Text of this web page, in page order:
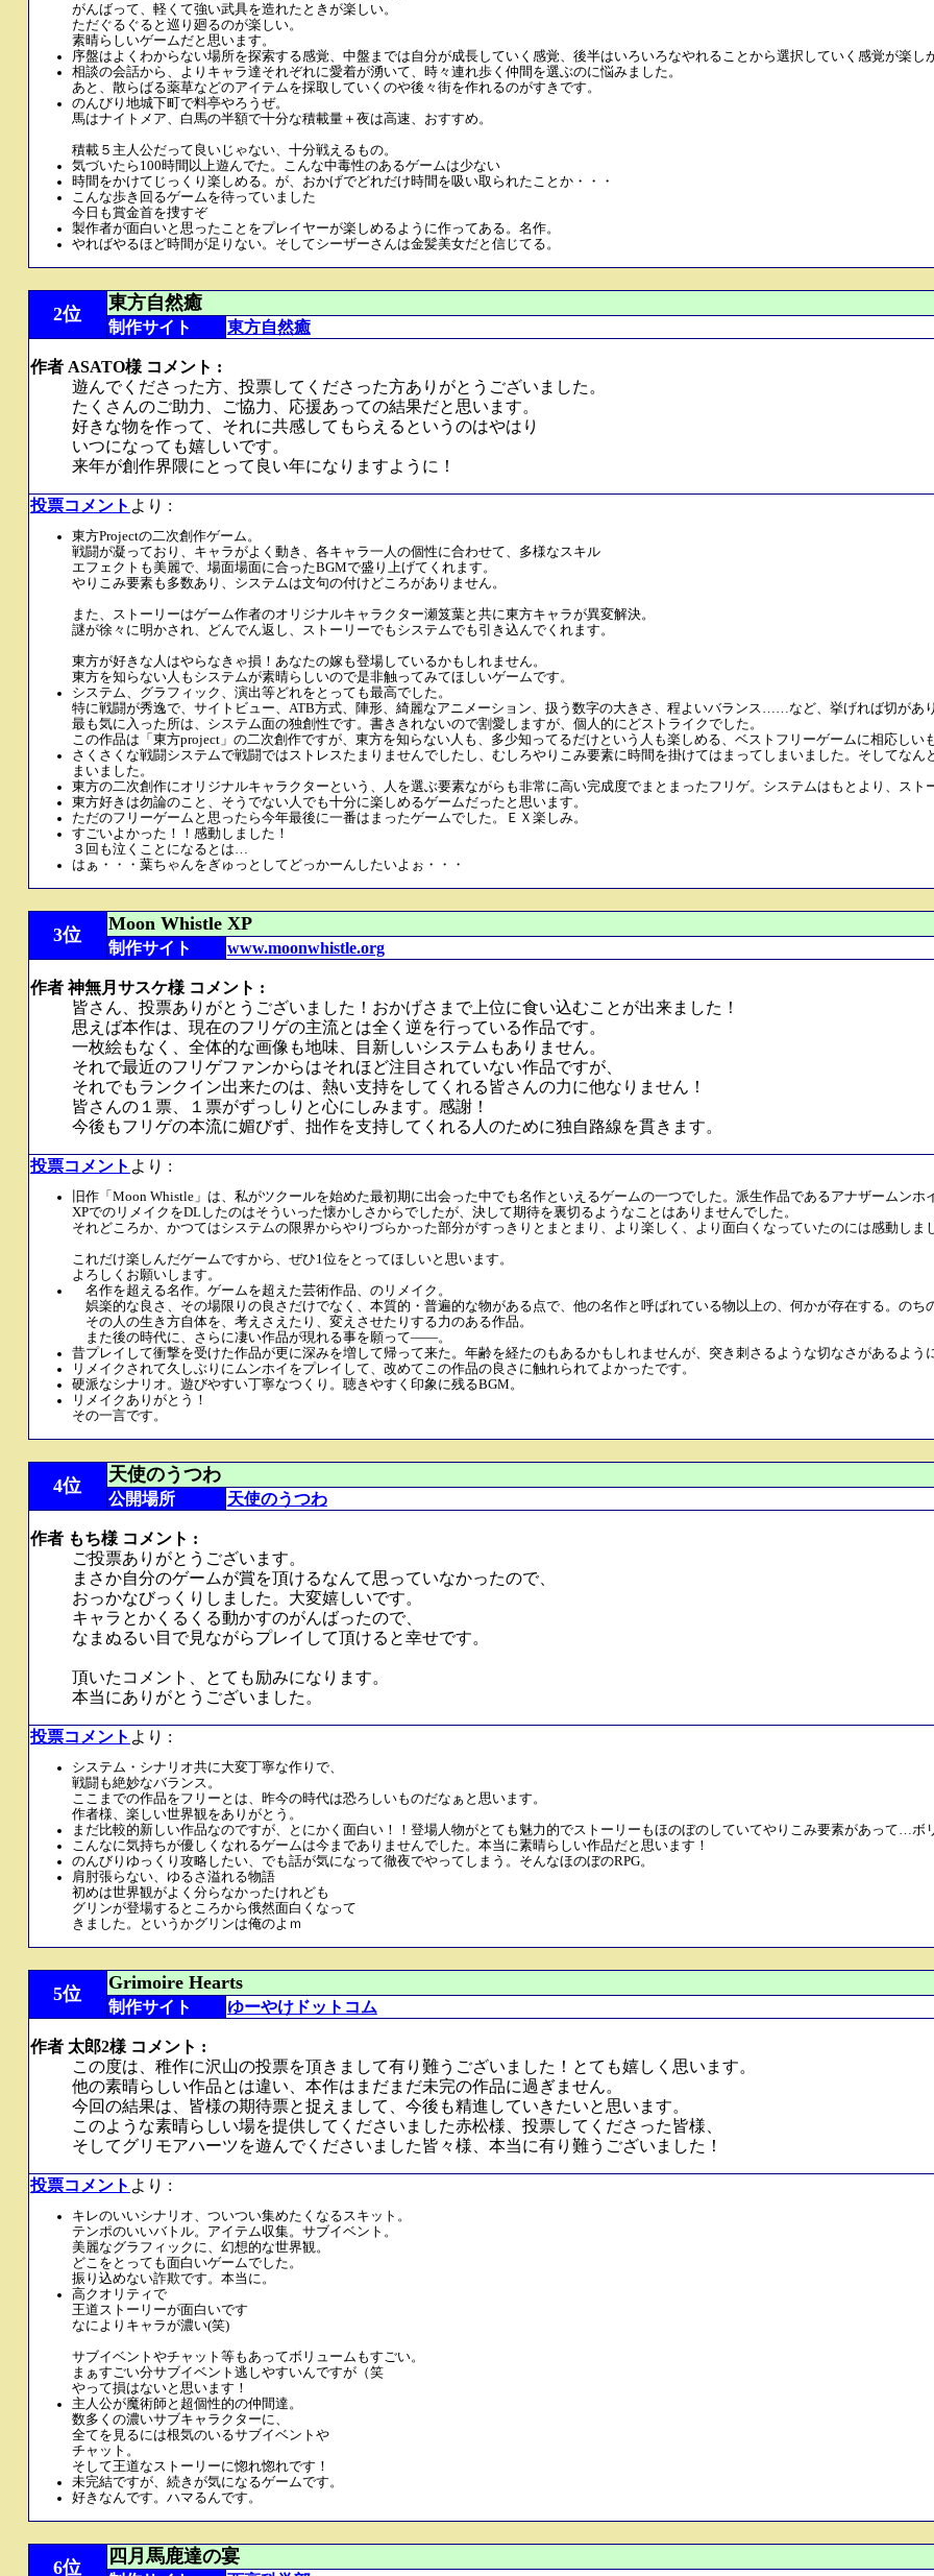
がんばって、軽くて強い武具を造れたときが楽しい。
ただぐるぐると巡り廻るのが楽しい。
素晴らしいゲームだと思います。
序盤はよくわからない場所を探索する感覚、中盤までは自分が成長していく感覚、後半はいろいろなやれることから選択していく感覚が楽し
相談の会話から、よりキャラ達それぞれに愛着が湧いて、時々連れ歩く仲間を選ぶのに悩みました。
あと、散らばる薬草などのアイテムを採取していくのや後々街を作れるのがすきです。
のんびり地城下町で料亭やろうぜ。
馬はナイトメア、白馬の半額で十分な積載量＋夜は高速、おすすめ。
積載５主人公だって良いじゃない、十分戦えるもの。
気づいたら100時間以上遊んでた。こんな中毒性のあるゲームは少ない
時間をかけてじっくり楽しめる。が、おかげでどれだけ時間を吸い取られたことか・・・
こんな歩き回るゲームを待っていました
今日も賞金首を捜すぞ
製作者が面白いと思ったことをプレイヤーが楽しめるように作ってある。名作。
やればやるほど時間が足りない。そしてシーザーさんは金髪美女だと信じてる。
2位
東方自然癒
制作サイト 東方自然癒
作者 ASATO様 コメント :
遊んでくださった方、投票してくださった方ありがとうございました。
たくさんのご助力、ご協力、応援あっての結果だと思います。
好きな物を作って、それに共感してもらえるというのはやはり
いつになっても嬉しいです。
来年が創作界隈にとって良い年になりますように！
投票コメント より :
東方Projectの二次創作ゲーム。
戦闘が凝っており、キャラがよく動き、各キャラ一人の個性に合わせて、多様なスキル
エフェクトも美麗で、場面場面に合ったBGMで盛り上げてくれます。
やりこみ要素も多数あり、システムは文句の付けどころがありません。
また、ストーリーはゲーム作者のオリジナルキャラクター瀬笈葉と共に東方キャラが異変解決。
謎が徐々に明かされ、どんでん返し、ストーリーでもシステムでも引き込んでくれます。
東方が好きな人はやらなきゃ損！あなたの嫁も登場しているかもしれません。
東方を知らない人もシステムが素晴らしいので是非触ってみてほしいゲームです。
システム、グラフィック、演出等どれをとっても最高でした。
特に戦闘が秀逸で、サイトビュー、ATB方式、陣形、綺麗なアニメーション、扱う数字の大きさ、程よいバランス……など、挙げれば切があ
最も気に入った所は、システム面の独創性です。書ききれないので割愛しますが、個人的にどストライクでした。
この作品は「東方project」の二次創作ですが、東方を知らない人も、多少知ってるだけという人も楽しめる、ベストフリーゲームに相応しい
さくさくな戦闘システムで戦闘ではストレスたまりませんでしたし、むしろやりこみ要素に時間を掛けてはまってしまいました。そしてな
まいました。
東方の二次創作にオリジナルキャラクターという、人を選ぶ要素ながらも非常に高い完成度でまとまったフリゲ。システムはもとより、スト
東方好きは勿論のこと、そうでない人でも十分に楽しめるゲームだったと思います。
ただのフリーゲームと思ったら今年最後に一番はまったゲームでした。ＥＸ楽しみ。
すごいよかった！！感動しました！
３回も泣くことになるとは…
はぁ・・・葉ちゃんをぎゅっとしてどっかーんしたいよぉ・・・
3位
Moon Whistle XP
制作サイト www.moonwhistle.org
作者 神無月サスケ様 コメント :
皆さん、投票ありがとうございました！おかげさまで上位に食い込むことが出来ました！
思えば本作は、現在のフリゲの主流とは全く逆を行っている作品です。
一枚絵もなく、全体的な画像も地味、目新しいシステムもありません。
それで最近のフリゲファンからはそれほど注目されていない作品ですが、
それでもランクイン出来たのは、熱い支持をしてくれる皆さんの力に他なりません！
皆さんの１票、１票がずっしりと心にしみます。感謝！
今後もフリゲの本流に媚びず、拙作を支持してくれる人のために独自路線を貫きます。
投票コメント より :
旧作「Moon Whistle」は、私がツクールを始めた最初期に出会った中でも名作といえるゲームの一つでした。派生作品であるアナザームン
XPでのリメイクをDLしたのはそういった懐かしさからでしたが、決して期待を裏切るようなことはありませんでした。
それどころか、かつてはシステムの限界からやりづらかった部分がすっきりとまとまり、より楽しく、より面白くなっていたのには感動しま
これだけ楽しんだゲームですから、ぜひ1位をとってほしいと思います。
よろしくお願いします。
名作を超える名作。ゲームを超えた芸術作品、のリメイク。
娯楽的な良さ、その場限りの良さだけでなく、本質的・普遍的な物がある点で、他の名作と呼ばれている物以上の、何かが存在する。のち
その人の生き方自体を、考えさえたり、変えさせたりする力のある作品。
また後の時代に、さらに凄い作品が現れる事を願って――。
昔プレイして衝撃を受けた作品が更に深みを増して帰って来た。年齢を経たのもあるかもしれませんが、突き刺さるような切なさがあるよう
リメイクされて久しぶりにムンホイをプレイして、改めてこの作品の良さに触れられてよかったです。
硬派なシナリオ。遊びやすい丁寧なつくり。聴きやすく印象に残るBGM。
リメイクありがとう！
その一言です。
4位
天使のうつわ
公開場所 天使のうつわ
作者 もち様 コメント :
ご投票ありがとうございます。
まさか自分のゲームが賞を頂けるなんて思っていなかったので、
おっかなびっくりしました。大変嬉しいです。
キャラとかくるくる動かすのがんばったので、
なまぬるい目で見ながらプレイして頂けると幸せです。
頂いたコメント、とても励みになります。
本当にありがとうございました。
投票コメント より :
システム・シナリオ共に大変丁寧な作りで、
戦闘も絶妙なバランス。
ここまでの作品をフリーとは、昨今の時代は恐ろしいものだなぁと思います。
作者様、楽しい世界観をありがとう。
まだ比較的新しい作品なのですが、とにかく面白い！！登場人物がとても魅力的でストーリーもほのぼのしていてやりこみ要素があって…ボ
こんなに気持ちが優しくなれるゲームは今までありませんでした。本当に素晴らしい作品だと思います！
のんびりゆっくり攻略したい、でも話が気になって徹夜でやってしまう。そんなほのぼのRPG。
肩肘張らない、ゆるさ溢れる物語
初めは世界観がよく分らなかったけれども
グリンが登場するところから俄然面白くなって
きました。というかグリンは俺のよｍ
5位
Grimoire Hearts
制作サイト ゆーやけドットコム
作者 太郎2様 コメント :
この度は、稚作に沢山の投票を頂きまして有り難うございました！とても嬉しく思います。
他の素晴らしい作品とは違い、本作はまだまだ未完の作品に過ぎません。
今回の結果は、皆様の期待票と捉えまして、今後も精進していきたいと思います。
このような素晴らしい場を提供してくださいました赤松様、投票してくださった皆様、
そしてグリモアハーツを遊んでくださいました皆々様、本当に有り難うございました！
投票コメント より :
キレのいいシナリオ、ついつい集めたくなるスキット。
テンポのいいバトル。アイテム収集。サブイベント。
美麗なグラフィックに、幻想的な世界観。
どこをとっても面白いゲームでした。
振り込めない詐欺です。本当に。
高クオリティで
王道ストーリーが面白いです
なによりキャラが濃い(笑)
サブイベントやチャット等もあってボリュームもすごい。
まぁすごい分サブイベント逃しやすいんですが（笑
やって損はないと思います！
主人公が魔術師と超個性的の仲間達。
数多くの濃いサブキャラクターに、
全てを見るには根気のいるサブイベントや
チャット。
そして王道なストーリーに惚れ惚れです！
未完結ですが、続きが気になるゲームです。
好きなんです。ハマるんです。
6位
四月馬鹿達の宴